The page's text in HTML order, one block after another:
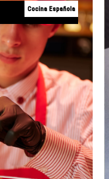
Cocina Española